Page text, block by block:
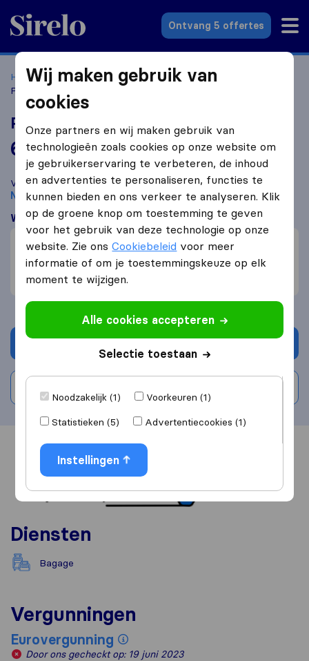
Sirelo.nl
Ontvang 5 offertes
Home Verhuisbedrijven
Verhuisbedrijven Naarden
ParcelParcel
ParcelParcel
6,5 gebaseerd op57
Sirelo en Google reviews
i
Vergelijk ParcelParcel met andereverhuisbedrijvenuit
Naarden
Wat klanten zeggen
Prijs (1)
Professioneel (1)
Niet flexibel (1)
Overzicht Reviews
Diensten
Bagage
Vergunningen
Eurovergunning
Door ons gecheckt op: 19 juni 2023
Wij maken gebruik van
cookies
Onze partners en wij maken gebruik van
technologieën zoals cookies op onze website om
je gebruikerservaring te verbeteren, de inhoud
en advertenties te personaliseren, functies te
kunnen bieden en ons verkeer te analyseren. Klik
op de groene knop om toestemming te geven
voor het gebruik van deze technologie op onze
website. Zie onsCookiebeleid voor meer
informatie of om je toestemmingskeuze op elk
moment te wijzigen.
Alle cookies accepteren
Selectie toestaan
Noodzakelijk (1)
Voorkeuren (1)
Statistieken (5)
Advertentiecookies (1)
Instellingen